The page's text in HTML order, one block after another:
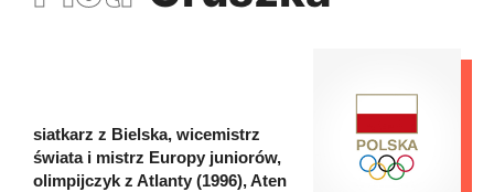
siatkarz z Bielska, wicemistrz
świata i mistrz Europy juniorów,
olimpijczyk z Atlanty (1996), Aten